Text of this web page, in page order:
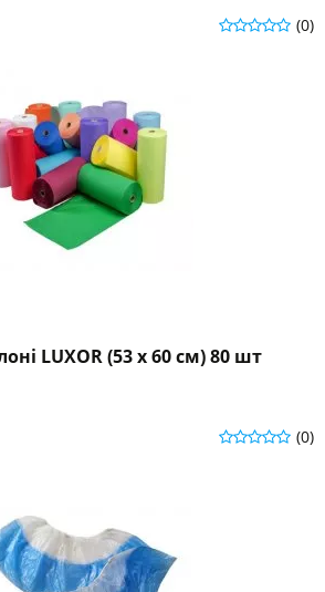
(0)
LUXOR (53 x 60 см) 80 шт
(0)